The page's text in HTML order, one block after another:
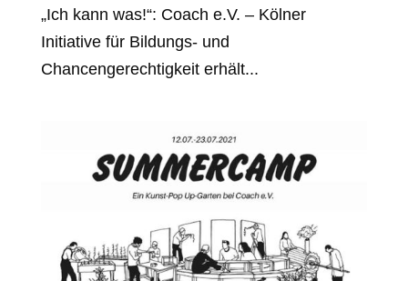
„Ich kann was!“: Coach e.V. – Kölner
Initiative für Bildungs- und
Chancengerechtigkeit erhält...